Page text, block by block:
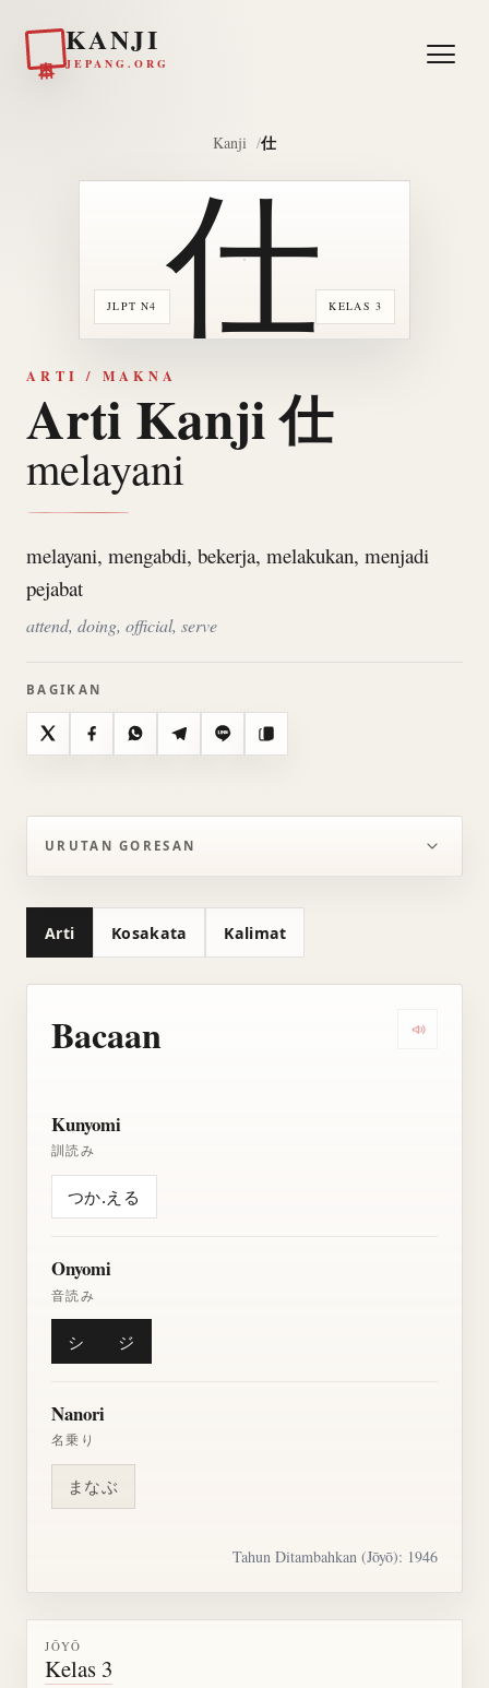
KANJI
JEPANG.ORG
Kanji 仕
JLPT N4 KELAS 3
仕
ARTI / MAKNA
Arti Kanji 仕
melayani
melayani, mengabdi, bekerja, melakukan, menjadi
pejabat
attend, doing, official, serve
BAGIKAN
X FacebookWhatsAppTelegramLine Salin
URUTAN GORESAN
Arti Kosakata Kalimat
Bacaan
Kunyomi
訓読み
つか.える
Onyomi
音読み
シ ジ
Nanori
名乗り
まなぶ
Tahun Ditambahkan (Jōyō): 1946
JŌYŌ
Kelas 3